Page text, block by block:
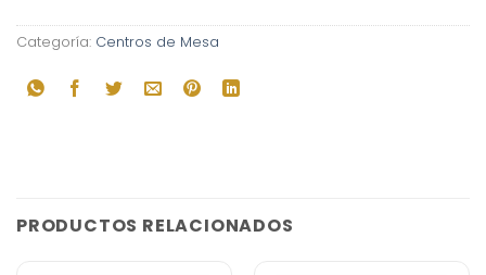
Categoría: Centros de Mesa
PRODUCTOS RELACIONADOS